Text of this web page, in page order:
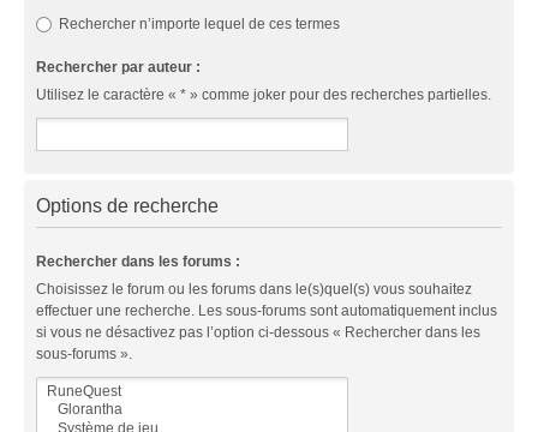
Rechercher n’importe lequel de ces termes
Rechercher par auteur :
Utilisez le caractère « * » comme joker pour des recherches partielles.
Options de recherche
Rechercher dans les forums :
Choisissez le forum ou les forums dans le(s)quel(s) vous souhaitez
effectuer une recherche. Les sous-forums sont automatiquement inclus
si vous ne désactivez pas l’option ci-dessous « Rechercher dans les
sous-forums ».